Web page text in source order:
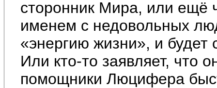
сторонник Мира, или ещё
именем с недовольных
«энергию жизни», и будет
Или кто-то заявляет, что
помощники Люцифера